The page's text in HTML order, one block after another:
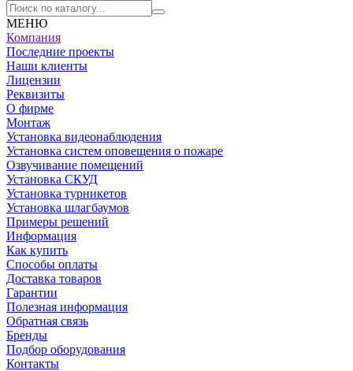
МЕНЮ
Компания
Последние проекты
Наши клиенты
Лицензии
Реквизиты
О фирме
Монтаж
Установка видеонаблюдения
Установка систем оповещения о пожаре
Озвучивание помещений
Установка СКУД
Установка турникетов
Установка шлагбаумов
Примеры решений
Информация
Как купить
Способы оплаты
Доставка товаров
Гарантии
Полезная информация
Обратная связь
Бренды
Подбор оборудования
Контакты